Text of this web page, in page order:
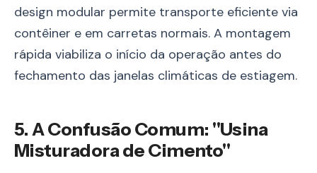
design modular permite transporte eficiente via
contêiner e em carretas normais. A montagem
rápida viabiliza o início da operação antes do
fechamento das janelas climáticas de estiagem.
5. A Confusão Comum: "Usina
Misturadora de Cimento"